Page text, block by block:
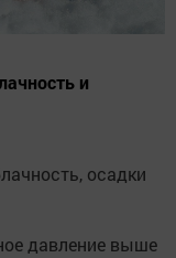
и
осадки
давление выше